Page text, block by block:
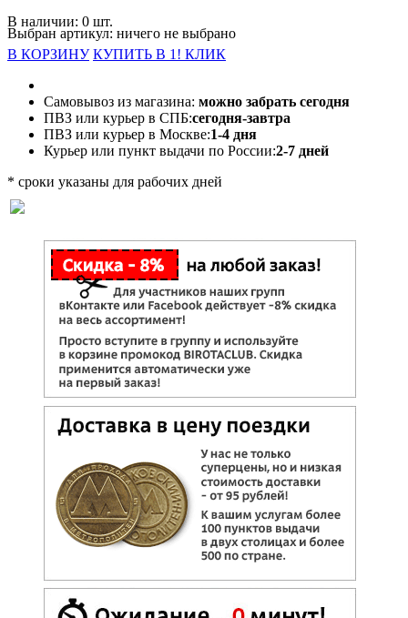
В наличии: 0 шт.
Выбран артикул: ничего не выбрано
В КОРЗИНУ КУПИТЬ В 1! КЛИК
Самовывоз из магазина: можно забрать сегодня
ПВЗ или курьер в СПБ:сегодня-завтра
ПВЗ или курьер в Москве:1-4 дня
Курьер или пункт выдачи по России:2-7 дней
* сроки указаны для рабочих дней